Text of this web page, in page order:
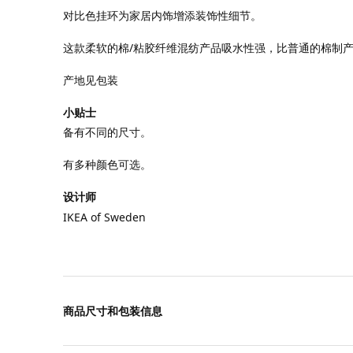
对比色挂环为家居内饰增添装饰性细节。
这款柔软的棉/粘胶纤维混纺产品吸水性强，比普通的棉制产
产地见包装
小贴士
备有不同的尺寸。
有多种颜色可选。
设计师
IKEA of Sweden
商品尺寸和包装信息